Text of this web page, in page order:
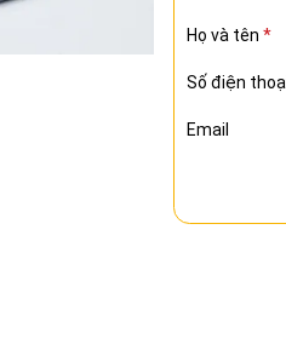
Họ và tên *
Số điện
Email